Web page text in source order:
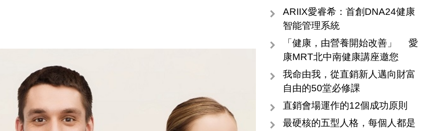
ARIIX愛睿希：首創DNA24健康
智能管理系統
「健康，由營養開始改善」 愛
康MRT北中南健康講座邀您
我命由我，從直銷新人邁向財富
自由的50堂必修課
直銷會場運作的12個成功原則
最硬核的五型人格，每個人都是